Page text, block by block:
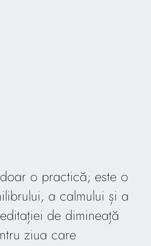
o practică; este o
a calmului și a
de dimineață
ziua care